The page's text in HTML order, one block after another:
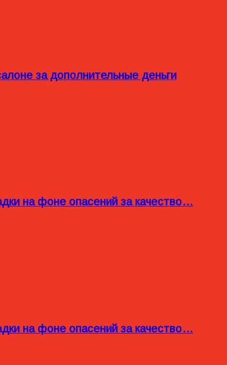
за дополнительные деньги
на фоне опасений за качество…
на фоне опасений за качество…